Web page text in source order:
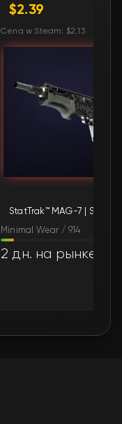
$2.42
$2.44🛒
$2.46🛒
$2.51🛒
$2.52🛒
$2.56 🛒
$2.39
Cena w Steam: $2.13
Minimal Wear / 914
2 дн. на рынке